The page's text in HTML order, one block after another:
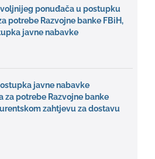
ponuđača u postupku
potrebe Razvojne banke FBiH,
javne nabavke
javne nabavke
za potrebe Razvojne banke
zahtjevu za dostavu